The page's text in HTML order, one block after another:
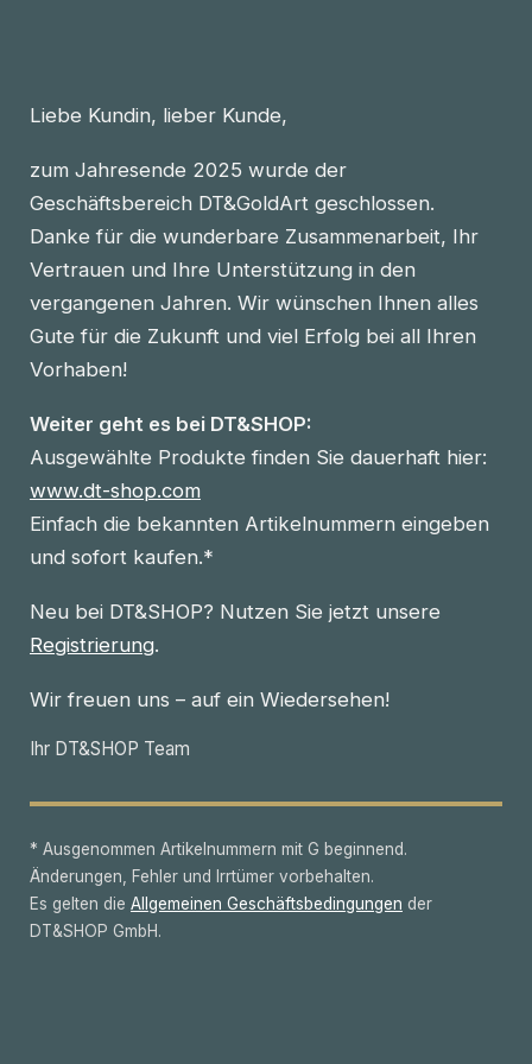
Liebe Kundin, lieber Kunde,
zum Jahresende 2025 wurde der
Geschäftsbereich DT&GoldArt geschlossen.
Danke für die wunderbare Zusammenarbeit, Ihr
Vertrauen und Ihre Unterstützung in den
vergangenen Jahren. Wir wünschen Ihnen alles
Gute für die Zukunft und viel Erfolg bei all Ihren
Vorhaben!
Weiter geht es bei DT&SHOP:
Ausgewählte Produkte finden Sie dauerhaft hier:
www.dt-shop.com
Einfach die bekannten Artikelnummern eingeben
und sofort kaufen.*
Neu bei DT&SHOP? Nutzen Sie jetzt unsere
Registrierung.
Wir freuen uns – auf ein Wiedersehen!
Ihr DT&SHOP Team
* Ausgenommen Artikelnummern mit G beginnend.
Änderungen, Fehler und Irrtümer vorbehalten.
Es gelten die Allgemeinen Geschäftsbedingungen der
DT&SHOP GmbH.